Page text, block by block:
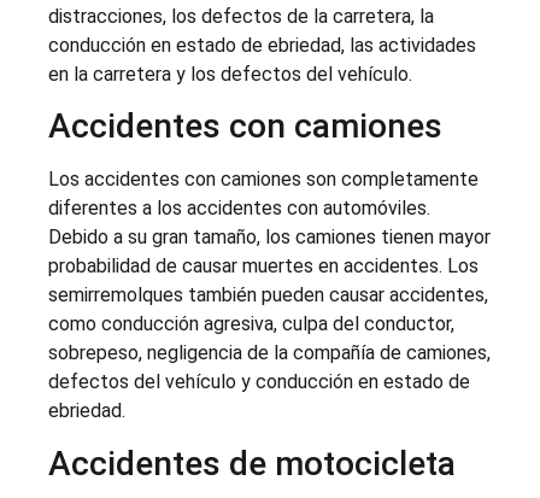
distracciones, los defectos de la carretera, la
conducción en estado de ebriedad, las actividades
en la carretera y los defectos del vehículo.
Accidentes con camiones
Los accidentes con camiones son completamente
diferentes a los accidentes con automóviles.
Debido a su gran tamaño, los camiones tienen mayor
probabilidad de causar muertes en accidentes. Los
semirremolques también pueden causar accidentes,
como conducción agresiva, culpa del conductor,
sobrepeso, negligencia de la compañía de camiones,
defectos del vehículo y conducción en estado de
ebriedad.
Accidentes de motocicleta